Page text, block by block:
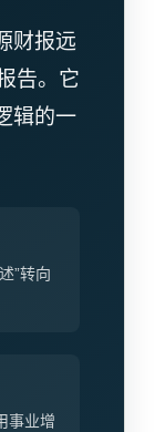
财报远
告。它
辑的一
”转向
事业增